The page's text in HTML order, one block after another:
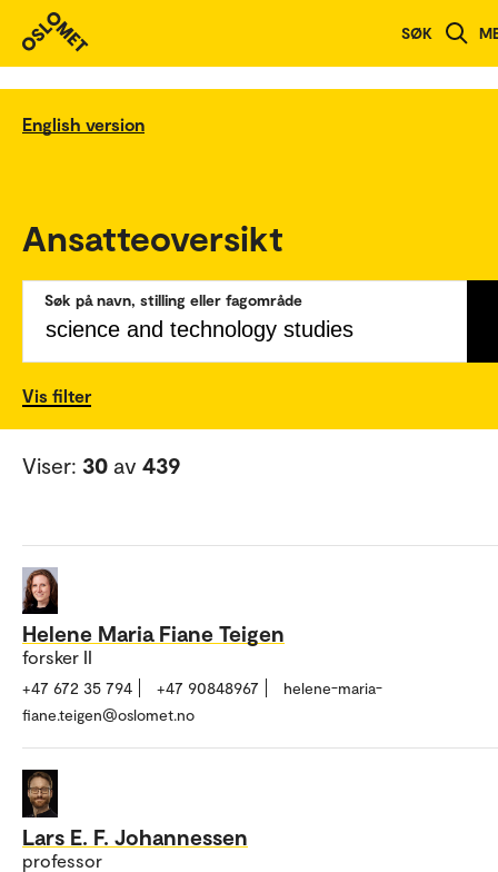
SØK
English version
Ansatteoversikt
Søk på navn, stilling eller fagområde
Vis filter
Viser: 30 av 439
Helene Maria Fiane Teigen
forsker II
+47 672 35 794 +47 90848967
helene-maria-
fiane.teigen@oslomet.no
Lars E. F. Johannessen
professor